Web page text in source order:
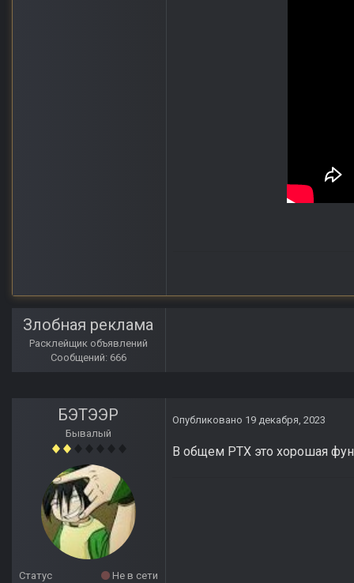
Злобная реклама
Расклейщик объявлений
Сообщений: 666
БЭТЭЭР
Бывалый
Статус
Не в сети
Опубликовано 19 декабря, 2023
В общем РТХ это хорошая